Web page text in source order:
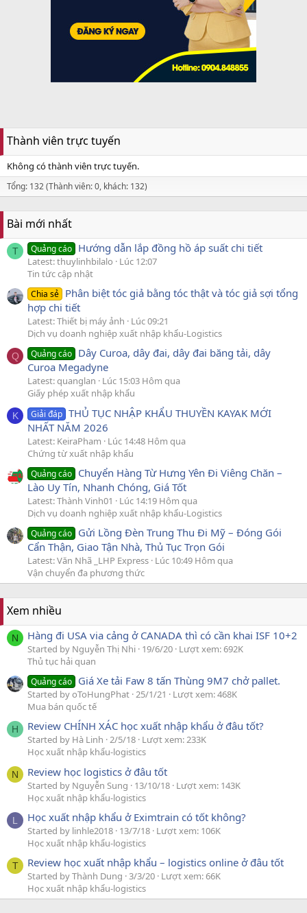
Thành viên trực tuyến
Không có thành viên trực tuyến.
Tổng: 132 (Thành viên: 0, khách: 132)
Bài mới nhất
T Quảng cáo Hướng dẫn lắp đồng hồ áp suất chi tiết
Latest: thuylinhbilalo
Lúc 12:07
Tin tức cập nhật
Chia sẻ Phân biệt tóc giả bằng tóc thật và tóc giả sợi tổng
hợp chi tiết
Latest: Thiết bị máy ảnh
Lúc 09:21
Dịch vụ doanh nghiệp xuất nhập khẩu-Logistics
Q Quảng cáo Dây Curoa, dây đai, dây đai băng tải, dây
Curoa Megadyne
Latest: quanglan
Lúc 15:03 Hôm qua
Giấy phép xuất nhập khẩu
K Giải đáp THỦ TỤC NHẬP KHẨU THUYỀN KAYAK MỚI
NHẤT NĂM 2026
Latest: KeiraPham
Lúc 14:48 Hôm qua
Chứng từ xuất nhập khẩu
Quảng cáo Chuyển Hàng Từ Hưng Yên Đi Viêng Chăn –
Lào Uy Tín, Nhanh Chóng, Giá Tốt
Latest: Thành Vinh01
Lúc 14:19 Hôm qua
Dịch vụ doanh nghiệp xuất nhập khẩu-Logistics
Quảng cáo Gửi Lồng Đèn Trung Thu Đi Mỹ – Đóng Gói
Cẩn Thận, Giao Tận Nhà, Thủ Tục Trọn Gói
Latest: Văn Nhã _LHP Express Lúc 10:49 Hôm qua
Vận chuyển đa phương thức
Xem nhiều
N Hàng đi USA via cảng ở CANADA thì có cần khai ISF 10+2
Started by Nguyễn Thị Nhi 19/6/20 Lượt xem: 692K
Thủ tục hải quan
Quảng cáo Giá Xe tải Faw 8 tấn Thùng 9M7 chở pallet.
Started by oToHungPhat 25/1/21
Lượt xem: 468K
Mua bán quốc tế
H Review CHÍNH XÁC học xuất nhập khẩu ở đâu tốt?
Started by Hà Linh 2/5/18 Lượt xem: 233K
Học xuất nhập khẩu-logistics
N Review học logistics ở đâu tốt
Started by Nguyễn Sung 13/10/18 Lượt xem: 143K
Học xuất nhập khẩu-logistics
L Học xuất nhập khẩu ở Eximtrain có tốt không?
Started by linhle2018 13/7/18 Lượt xem: 106K
Học xuất nhập khẩu-logistics
T Review học xuất nhập khẩu – logistics online ở đâu tốt
Started by Thành Dung 3/3/20 Lượt xem: 66K
Học xuất nhập khẩu-logistics